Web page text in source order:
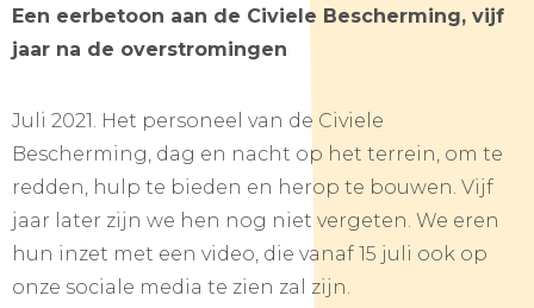
Een eerbetoon aan de Civiele Bescherming, vijf
jaar na de overstromingen
Juli 2021. Het personeel van de Civiele
Bescherming, dag en nacht op het terrein, om te
redden, hulp te bieden en herop te bouwen. Vijf
jaar later zijn we hen nog niet vergeten. We eren
hun inzet met een video, die vanaf 15 juli ook op
onze sociale media te zien zal zijn.